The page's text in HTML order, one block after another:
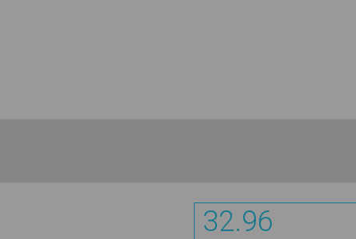
32.96